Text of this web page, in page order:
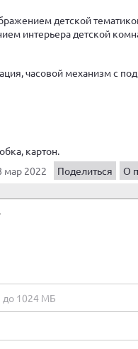
детской
интерьера детской
часовой механизм с
картон.
мар 2022
Поделиться О
до 1024 МБ